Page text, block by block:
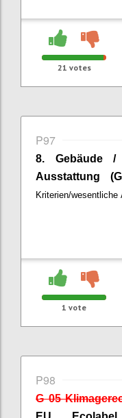
21 votes
P97
8.
Gebäude
Ausstattung
Kriterien/wesentliche
1 vote
P98
G 05